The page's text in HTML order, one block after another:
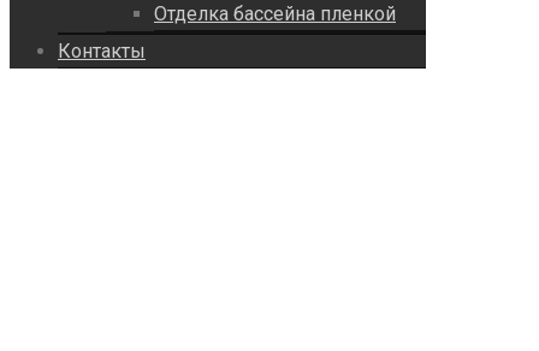
Отделка бассейна пленкой
Контакты